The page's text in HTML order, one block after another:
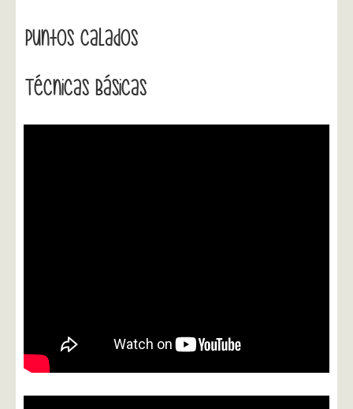
Puntos Calados
Técnicas Básicas